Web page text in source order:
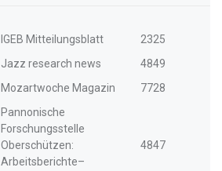
IGEB Mitteilungsblatt
2325
Jazz research news
4849
Mozartwoche Magazin
7728
Pannonische
Forschungsstelle
Oberschützen:
Arbeitsberichte–
4847